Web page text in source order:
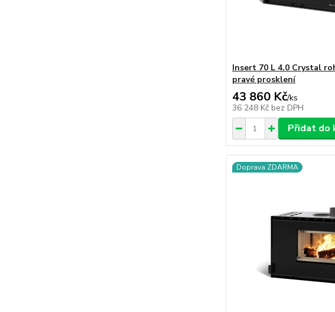
Insert 70 L 4.0 Crystal
pravé prosklení
43 860 Kč/ks
36 248 Kč bez DPH
Přidat do
Doprava ZDARMA